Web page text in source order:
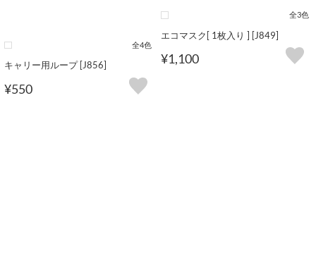
全4色
キャリー用ループ [J856]
¥550
全3色
エコマスク[ 1枚入り ] [J849]
¥1,100